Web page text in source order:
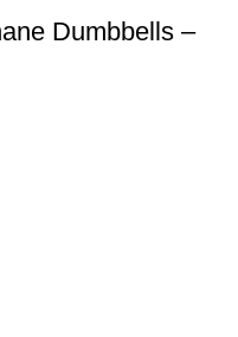
Dumbbells –